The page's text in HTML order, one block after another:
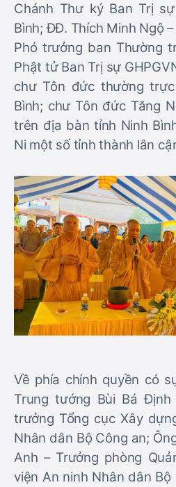
Chánh Thư ký Ban Trị
Bình; ĐĐ. Thích Minh Ngộ
Phó trưởng ban Thường
Phật tử Ban Trị sự
chư Tôn đức thường trực
Bình; chư Tôn đức Tăng
trên địa bàn tỉnh Ninh
Ni một số tỉnh thành lân
Về phía chính quyền có
Trung tướng Bùi Bá
trưởng Tổng cục Xây
Nhân dân Bộ Công an;
Anh – Trưởng phòng
viện An ninh Nhân dân